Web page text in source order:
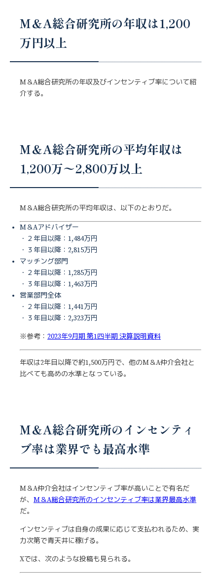
M＆A総合研究所の年収は1,200
万円以上
M＆A総合研究所の年収及びインセンティブ率について紹
介する。
M＆A総合研究所の平均年収は
1,200万〜2,800万以上
M＆A総合研究所の平均年収は、以下のとおりだ。
M＆Aアドバイザー
・２年目以降：1,484万円
・３年目以降：2,815万円
マッチング部門
・２年目以降：1,285万円
・３年目以降：1,463万円
営業部門全体
・２年目以降：1,441万円
・３年目以降：2,323万円
※参考： 2023年9月期 第1四半期 決算説明資料
年収は2年目以降で約1,500万円で、他のM＆A仲介会社と
比べても高めの水準となっている。
M＆A総合研究所のインセンティ
ブ率は業界でも最高水準
M＆A仲介会社はインセンティブ率が高いことで有名だ
が、 M＆A総合研究所のインセンティブ率は業界最高水準
だ。
インセンティブは自身の成果に応じて支払われるため、実
力次第で青天井に稼げる。
Xでは、次のような投稿も見られる。